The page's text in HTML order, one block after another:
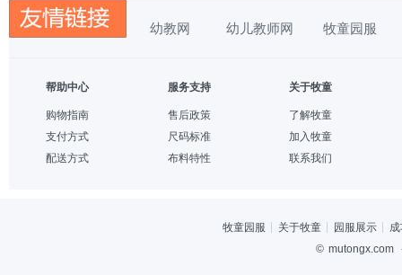
幼教网 幼儿教师网 牧童园服
帮助中心
购物指南
支付方式
配送方式
服务支持
售后政策
尺码标准
布料特性
关于牧童
了解牧童
加入牧童
联系我们
牧童园服 关于牧童 园服展示
© mutongx.com